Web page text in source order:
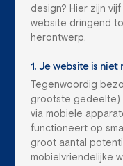
design? Hier zijn
website dringend
herontwerp.
1. Je website is
Tegenwoordig
grootste gedeelte)
via mobiele
functioneert op
groot aantal
mobielvriendelijke